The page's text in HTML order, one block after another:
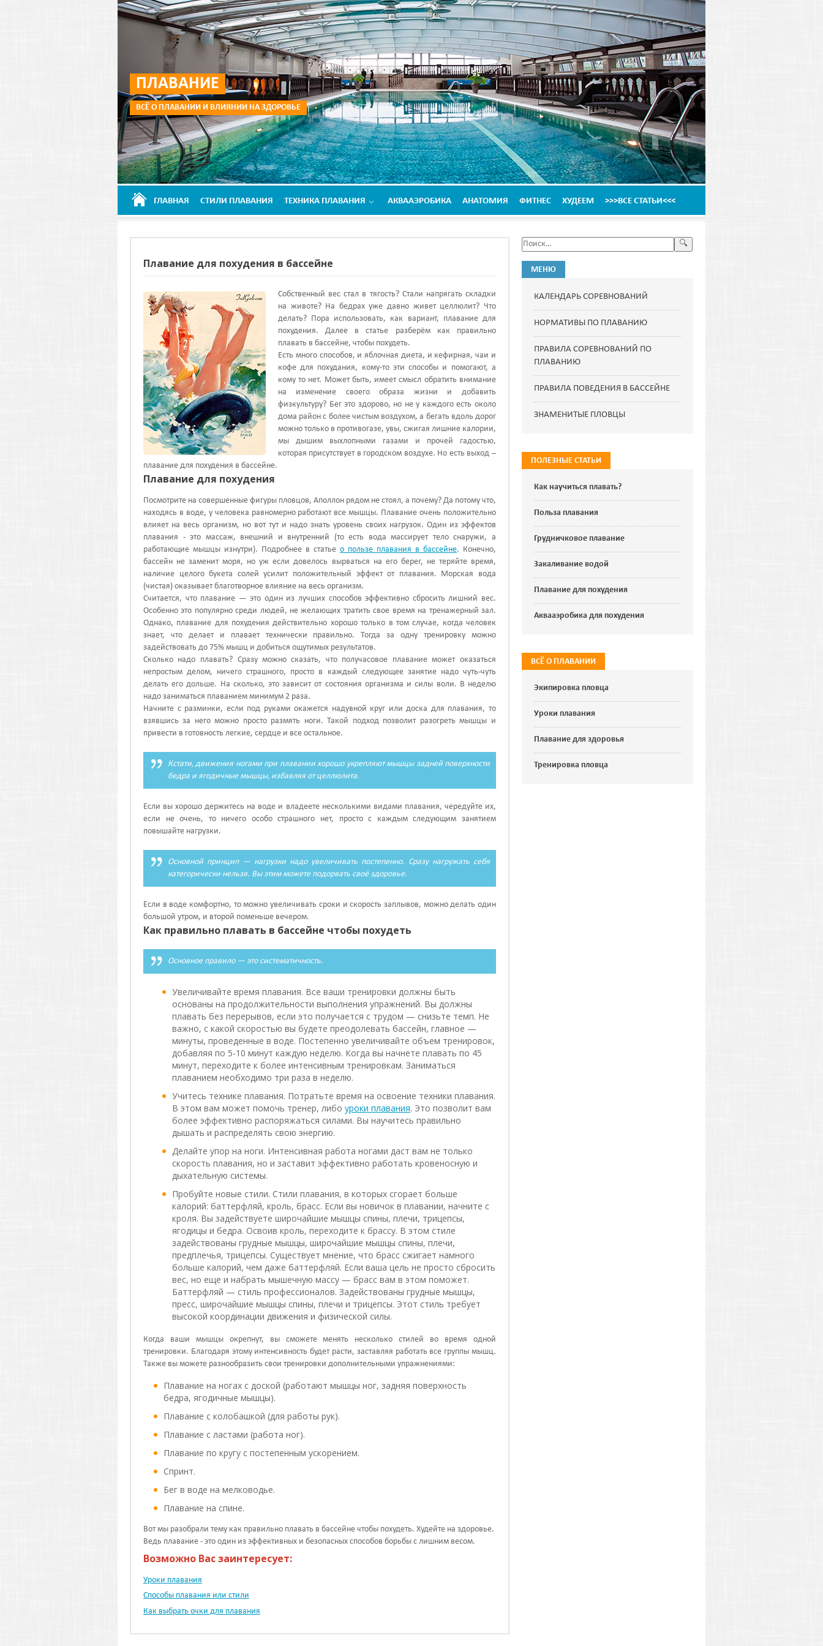
ПЛАВАНИЕ
ВСЁ О ПЛАВАНИИ И ВЛИЯНИИ НА ЗДОРОВЬЕ
ГЛАВНАЯ СТИЛИ ПЛАВАНИЯ ТЕХНИКА ПЛАВАНИЯ АКВААЭРОБИКА АНАТОМИЯ ФИТНЕС ХУДЕЕМ >>>ВСЕ СТАТЬИ<<<
Плавание для похудения в бассейне
Собственный вес стал в тягость? Стали напрягать складки
на животе? На бедрах уже давно живет целлюлит? Что
делать? Пора использовать, как вариант, плавание для
похудения. Далее в статье разберём как правильно
плавать в бассейне, чтобы похудеть.
Есть много способов, и яблочная диета, и кефирная, чаи и
кофе для похудания, кому-то эти способы и помогают, а
кому то нет. Может быть, имеет смысл обратить внимание
на изменение своего образа жизни и добавить
физкультуру? Бег это здорово, но не у каждого есть около
дома район с более чистым воздухом, а бегать вдоль дорог
можно только в противогазе, увы, сжигая лишние калории,
мы дышим выхлопными газами и прочей гадостью,
которая присутствует в городском воздухе. Но есть выход –
плавание для похудения в бассейне.
Плавание для похудения
Посмотрите на совершенные фигуры пловцов, Аполлон рядом не стоял, а почему? Да потому что,
находясь в воде, у человека равномерно работают все мышцы. Плавание очень положительно
влияет на весь организм, но вот тут и надо знать уровень своих нагрузок. Один из эффектов
плавания - это массаж, внешний и внутренний (то есть вода массирует тело снаружи, а
работающие мышцы изнутри). Подробнее в статье о пользе плавания в бассейне. Конечно,
бассейн не заменит моря, но уж если довелось вырваться на его берег, не теряйте время,
наличие целого букета солей усилит положительный эффект от плавания. Морская вода
(чистая) оказывает благотворное влияние на весь организм.
Считается, что плавание — это один из лучших способов эффективно сбросить лишний вес.
Особенно это популярно среди людей, не желающих тратить свое время на тренажерный зал.
Однако, плавание для похудениядействительно хорошотолько в том случае, когда человек
знает, что делает и плавает технически правильно. Тогда за одну тренировку можно
задействовать до 75% мышц и добиться ощутимых результатов.
Сколько надо плавать? Сразу можно сказать, что получасовое плавание может оказаться
непростым делом, ничего страшного, просто в каждый следующее занятие надо чуть-чуть
делать его дольше. На сколько, это зависит от состояния организма и силы воли. В неделю
надо заниматься плаванием минимум 2 раза.
Начните с разминки, если под руками окажется надувной круг или доска для плавания, то
взявшись за него можно просто размять ноги. Такой подход позволит разогреть мышцы и
привести в готовность легкие, сердце и все остальное.
Кстати, движения ногами при плавании хорошо укрепляют мышцы задней поверхности
бедра и ягодичные мышцы, избавляя от целлюлита.
Если вы хорошо держитесь на воде и владеете несколькими видами плавания, чередуйте их,
если не очень, то ничего особо страшного нет, просто с каждым следующим занятием
повышайте нагрузки.
Основной принцип — нагрузки надо увеличивать постепенно. Сразу нагружать себя
категорически нельзя. Вы этим можете подорвать своё здоровье.
Если в воде комфортно, то можно увеличивать сроки и скорость заплывов, можно делать один
большой утром, и второй поменьше вечером.
Как правильно плавать в бассейне чтобы похудеть
Основное правило — это систематичность.
Увеличивайте время плавания. Все ваши тренировки должны быть
основаны на продолжительности выполнения упражнений. Вы должны
плавать без перерывов, если это получается с трудом — снизьте темп. Не
важно, с какой скоростью вы будете преодолевать бассейн, главное —
минуты, проведенные в воде. Постепенно увеличивайте объем тренировок,
добавляя по 5-10 минут каждую неделю. Когда вы начнете плавать по 45
минут, переходите к более интенсивным тренировкам. Заниматься
плаванием необходимо три раза в неделю.
Учитесь технике плавания. Потратьте время на освоение техники плавания.
В этом вам может помочь тренер, либоуроки плавания. Это позволит вам
более эффективно распоряжаться силами. Вы научитесь правильно
дышать и распределять свою энергию.
Делайте упор на ноги. Интенсивная работа ногами даст вам не только
скорость плавания, но и заставит эффективно работать кровеносную и
дыхательную системы.
Пробуйте новые стили. Стили плавания, в которых сгорает больше
калорий: баттерфляй, кроль, брасс. Если вы новичок в плавании, начните с
кроля. Вы задействуете широчайшие мышцы спины, плечи, трицепсы,
ягодицы и бедра. Освоив кроль, переходите к брассу. В этом стиле
задействованы грудные мышцы, широчайшие мышцы спины, плечи,
предплечья, трицепсы. Существует мнение, что брасс сжигает намного
больше калорий, чем даже баттерфляй. Если ваша цель не просто сбросить
вес, но еще и набрать мышечную массу — брасс вам в этом поможет.
Баттерфляй — стиль профессионалов. Задействованы грудные мышцы,
пресс, широчайшие мышцы спины, плечи и трицепсы. Этот стиль требует
высокой координации движения и физической силы.
Когда ваши мышцы окрепнут, вы сможете менять несколько стилей во время одной
тренировки. Благодаря этому интенсивность будет расти, заставляя работать все группы мышц.
Также вы можете разнообразить свои тренировки дополнительными упражнениями:
Плавание на ногах с доской (работают мышцы ног, задняя поверхность
бедра, ягодичные мышцы).
Плавание с колобашкой (для работы рук).
Плавание с ластами (работа ног).
Плавание по кругу с постепенным ускорением.
Спринт.
Бег в воде на мелководье.
Плавание на спине.
Вот мы разобрали тему как правильно плавать в бассейне чтобы похудеть. Худейте на здоровье.
Ведь плавание - это один из эффективных и безопасных способов борьбы с лишним весом.
Возможно Вас заинтересует:
Уроки плавания
Способы плавания или стили
Как выбрать очки для плавания
МЕНЮ
КАЛЕНДАРЬ СОРЕВНОВАНИЙ
НОРМАТИВЫ ПО ПЛАВАНИЮ
ПРАВИЛА СОРЕВНОВАНИЙ ПО
ПЛАВАНИЮ
ПРАВИЛА ПОВЕДЕНИЯ В БАССЕЙНЕ
ЗНАМЕНИТЫЕ ПЛОВЦЫ
ПОЛЕЗНЫЕ СТАТЬИ
Как научиться плавать?
Польза плавания
Грудничковое плавание
Закаливание водой
Плавание для похудения
Аквааэробика для похудения
ВСЁ О ПЛАВАНИИ
Экипировка пловца
Уроки плавания
Плавание для здоровья
Тренировка пловца